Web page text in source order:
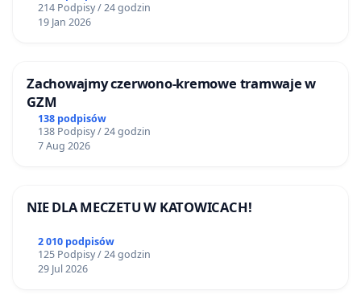
214 Podpisy / 24 godzin
19 Jan 2026
Zachowajmy czerwono-kremowe tramwaje w
GZM
138 podpisów
138 Podpisy / 24 godzin
7 Aug 2026
NIE DLA MECZETU W KATOWICACH!
2 010 podpisów
125 Podpisy / 24 godzin
29 Jul 2026